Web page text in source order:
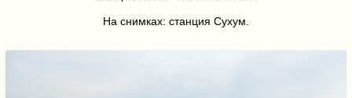
На снимках: станция Сухум.